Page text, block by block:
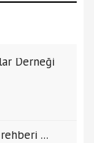
Derneği
...